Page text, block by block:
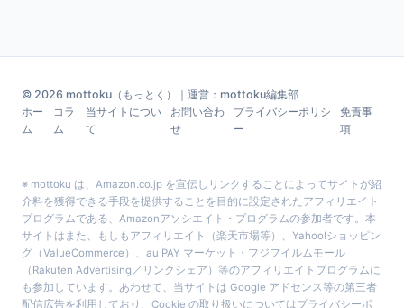
© 2026 mottoku（もっとく）｜運営：mottoku編集部
ホー
ム
コラ
ム
当サイトについ
て
お問い合わ
せ
プライバシーポリシ
ー
免責事
項
※ mottoku は、Amazon.co.jp を宣伝しリンクすることによってサイトが紹
介料を獲得できる手段を提供することを目的に設定されたアフィリエイト
プログラムである、Amazonアソシエイト・プログラムの参加者です。本
サイトはまた、もしもアフィリエイト（楽天市場等）、Yahoo!ショッピン
グ（ValueCommerce）、au PAY マーケット・フジフイルムモール
（Rakuten Advertising／リンクシェア）等のアフィリエイトプログラムに
も参加しています。あわせて、当サイトは Google アドセンス等の第三者
配信広告を利用しており、Cookie の取り扱いについてはプライバシーポ